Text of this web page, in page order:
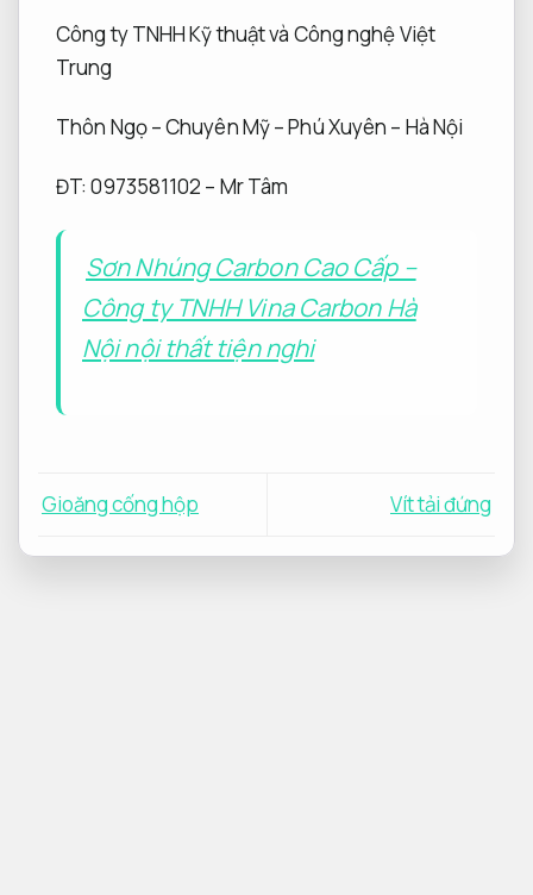
Công ty TNHH Kỹ thuật và Công nghệ Việt
Trung
Thôn Ngọ – Chuyên Mỹ – Phú Xuyên – Hà Nội
ĐT: 0973581102 – Mr Tâm
Sơn Nhúng Carbon Cao Cấp –
Công ty TNHH Vina Carbon Hà
Nội nội thất tiện nghi
Gioăng cống hộp Vít tải đứng